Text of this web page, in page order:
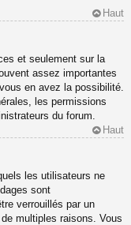
Haut
et seulement sur la
assez importantes
en avez la possibilité.
les permissions
du forum.
Haut
les utilisateurs ne
sont
verrouillés par un
multiples raisons. Vous